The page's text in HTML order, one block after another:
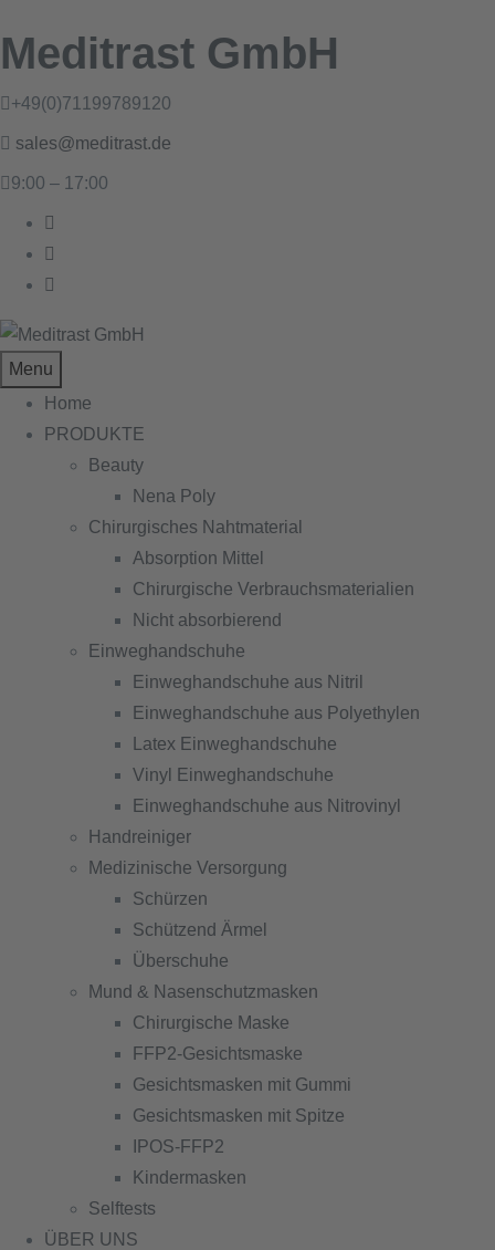
Meditrast GmbH
+49(0)71199789120
sales@meditrast.de
9:00 – 17:00
Menu
Home
PRODUKTE
Beauty
Nena Poly
Chirurgisches Nahtmaterial
Absorption Mittel
Chirurgische Verbrauchsmaterialien
Nicht absorbierend
Einweghandschuhe
Einweghandschuhe aus Nitril
Einweghandschuhe aus Polyethylen
Latex Einweghandschuhe
Vinyl Einweghandschuhe
Einweghandschuhe aus Nitrovinyl
Handreiniger
Medizinische Versorgung
Schürzen
Schützend Ärmel
Überschuhe
Mund & Nasenschutzmasken
Chirurgische Maske
FFP2-Gesichtsmaske
Gesichtsmasken mit Gummi
Gesichtsmasken mit Spitze
IPOS-FFP2
Kindermasken
Selftests
ÜBER UNS